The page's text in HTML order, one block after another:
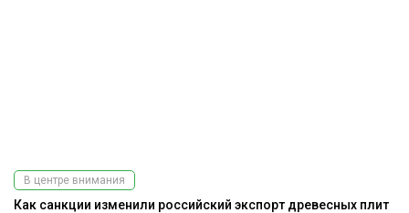
В центре внимания
Как санкции изменили российский экспорт древесных плит